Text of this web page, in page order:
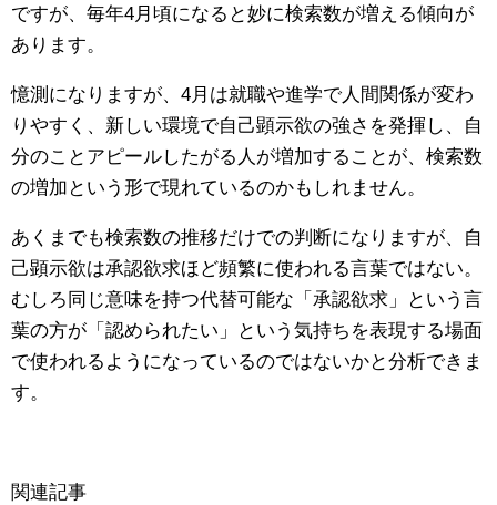
ですが、毎年4月頃になると妙に検索数が増える傾向が
あります。
憶測になりますが、4月は就職や進学で人間関係が変わ
りやすく、新しい環境で自己顕示欲の強さを発揮し、自
分のことアピールしたがる人が増加することが、検索数
の増加という形で現れているのかもしれません。
あくまでも検索数の推移だけでの判断になりますが、自
己顕示欲は承認欲求ほど頻繁に使われる言葉ではない。
むしろ同じ意味を持つ代替可能な「承認欲求」という言
葉の方が「認められたい」という気持ちを表現する場面
で使われるようになっているのではないかと分析できま
す。
関連記事